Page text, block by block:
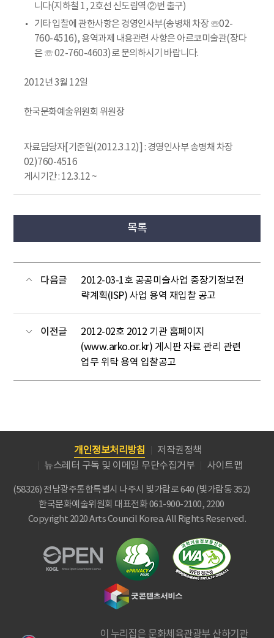
니다(지하철 1, 2호선 신도림역 ②번 출구)
기타 입찰에 관한사항은 경영인사부(송병채 차장 ☏02-
760-4516), 용역과제 내용관련 사항은 아르코미술관(장다
은 ☏ 02-760-4603)로 문의하시기 바랍니다.
2012년 3월 12일
한국문화예술위원회 위원장
자료담당자[기준일(2012.3.12)] : 경영인사부 송병채 차장
02)760-4516
게시기간 : 12.3.12 ~
목록
다음글
2012-03-1호 공공미술사업 중장기정보전
략계획(ISP) 사업 용역 재입찰 공고
이전글
2012-02호 2012 기관 홈페이지
(www.arko.or.kr) 게시판 자료 관리 관련
업무 위탁 용역 입찰공고
개인정보처리방침
저작권정책
뉴스레터 구독 및 이메일 무단수집거부
사이트맵
(58326) 전남광주통합특별시 나주시 빛가람로 640 (빛가람동 352)
한국문화예술위원회 대표전화 061-900-2100, 2200
Copyright 2020 Arts Council Korea. All Rights Reserved.
이 누리집은 문화체육관광부 산하기관